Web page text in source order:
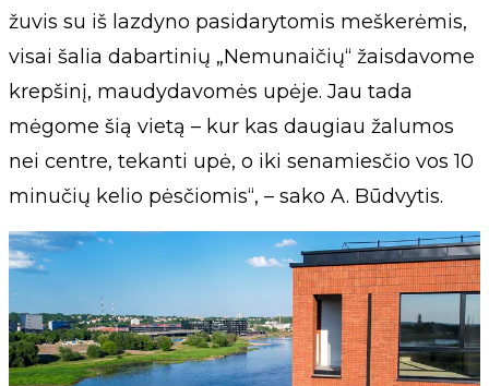
žuvis su iš lazdyno pasidarytomis meškerėmis,
visai šalia dabartinių „Nemunaičių“ žaisdavome
krepšinį, maudydavomės upėje. Jau tada
mėgome šią vietą – kur kas daugiau žalumos
nei centre, tekanti upė, o iki senamiesčio vos 10
minučių kelio pėsčiomis“, – sako A. Būdvytis.